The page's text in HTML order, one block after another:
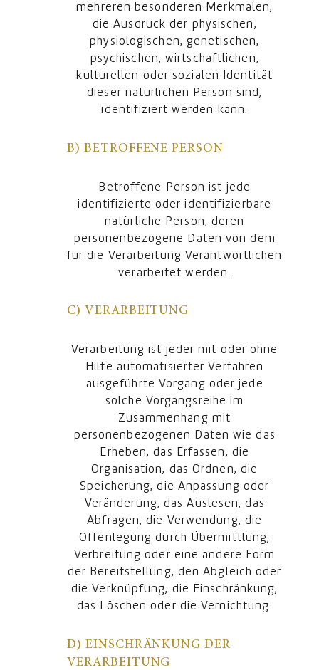
mehreren besonderen Merkmalen,
die Ausdruck der physischen,
physiologischen, genetischen,
psychischen, wirtschaftlichen,
kulturellen oder sozialen Identität
dieser natürlichen Person sind,
identifiziert werden kann.
B) BETROFFENE PERSON
Betroffene Person ist jede
identifizierte oder identifizierbare
natürliche Person, deren
personenbezogene Daten von dem
für die Verarbeitung Verantwortlichen
verarbeitet werden.
C) VERARBEITUNG
Verarbeitung ist jeder mit oder ohne
Hilfe automatisierter Verfahren
ausgeführte Vorgang oder jede
solche Vorgangsreihe im
Zusammenhang mit
personenbezogenen Daten wie das
Erheben, das Erfassen, die
Organisation, das Ordnen, die
Speicherung, die Anpassung oder
Veränderung, das Auslesen, das
Abfragen, die Verwendung, die
Offenlegung durch Übermittlung,
Verbreitung oder eine andere Form
der Bereitstellung, den Abgleich oder
die Verknüpfung, die Einschränkung,
das Löschen oder die Vernichtung.
D) EINSCHRÄNKUNG DER
VERARBEITUNG